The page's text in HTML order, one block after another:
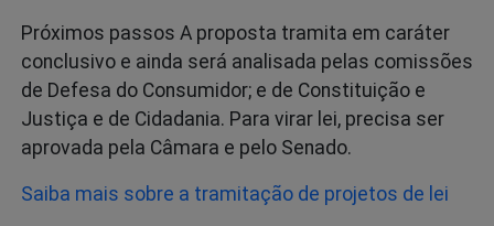
Próximos passos A proposta tramita em caráter
conclusivo e ainda será analisada pelas comissões
de Defesa do Consumidor; e de Constituição e
Justiça e de Cidadania. Para virar lei, precisa ser
aprovada pela Câmara e pelo Senado.
Saiba mais sobre a tramitação de projetos de lei